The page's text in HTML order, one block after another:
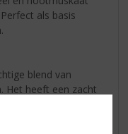
als basis
blend van
Het heeft een zacht